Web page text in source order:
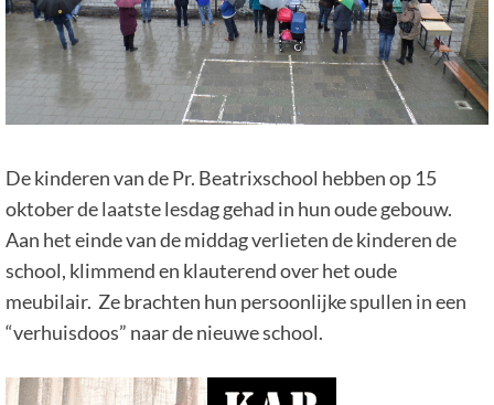
De kinderen van de Pr. Beatrixschool hebben op 15
oktober de laatste lesdag gehad in hun oude gebouw.
Aan het einde van de middag verlieten de kinderen de
school, klimmend en klauterend over het oude
meubilair. Ze brachten hun persoonlijke spullen in een
“verhuisdoos” naar de nieuwe school.